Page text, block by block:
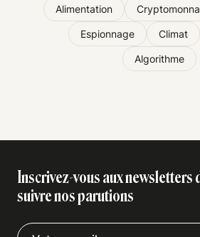
Alimentation
Espionnage Climat
Algorithme
Inscrivez-vous aux newsletters
suivre nos parutions